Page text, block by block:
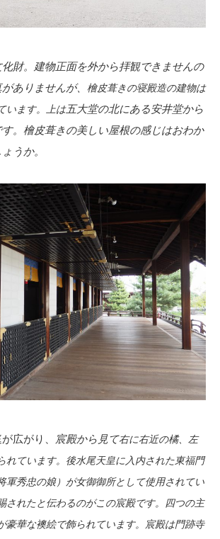
財。建物正面を外から拝観できませんの
ありませんが、 檜皮葺きの寝殿造の建物は
います。上は五大堂の北にある安井堂から
す。檜皮葺きの美しい屋根の感じはおわか
うか。
広がり、 宸殿から見て右に右近の橘、 左
れています。後水尾天皇に入内された東福門
軍秀忠の娘）が女御御所として使用されてい
されたと伝わるのがこの宸殿です。四つの主
豪華な襖絵で飾られています。宸殿は門跡寺